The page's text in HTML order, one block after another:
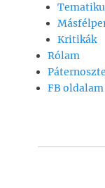
Kritikák
Rólam
FB oldalam